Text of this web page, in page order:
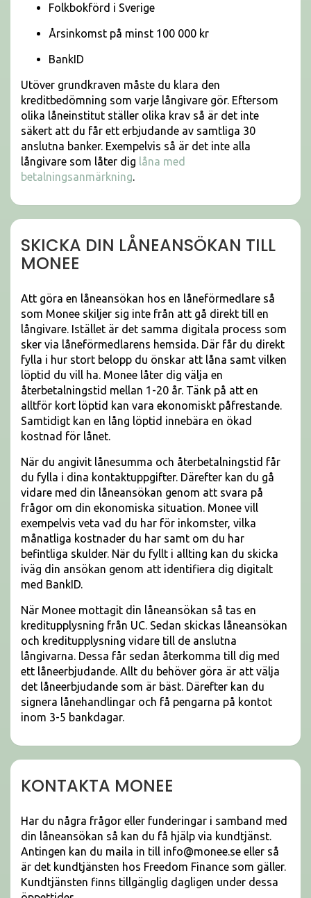
Folkbokförd i Sverige
Årsinkomst på minst 100 000 kr
BankID
Utöver grundkraven måste du klara den
kreditbedömning som varje långivare gör. Eftersom
olika låneinstitut ställer olika krav så är det inte
säkert att du får ett erbjudande av samtliga 30
anslutna banker. Exempelvis så är det inte alla
långivare som låter dig låna med
betalningsanmärkning.
SKICKA DIN LÅNEANSÖKAN TILL
MONEE
Att göra en låneansökan hos en låneförmedlare så
som Monee skiljer sig inte från att gå direkt till en
långivare. Istället är det samma digitala process som
sker via låneförmedlarens hemsida. Där får du direkt
fylla i hur stort belopp du önskar att låna samt vilken
löptid du vill ha. Monee låter dig välja en
återbetalningstid mellan 1-20 år. Tänk på att en
alltför kort löptid kan vara ekonomiskt påfrestande.
Samtidigt kan en lång löptid innebära en ökad
kostnad för lånet.
När du angivit lånesumma och återbetalningstid får
du fylla i dina kontaktuppgifter. Därefter kan du gå
vidare med din låneansökan genom att svara på
frågor om din ekonomiska situation. Monee vill
exempelvis veta vad du har för inkomster, vilka
månatliga kostnader du har samt om du har
befintliga skulder. När du fyllt i allting kan du skicka
iväg din ansökan genom att identifiera dig digitalt
med BankID.
När Monee mottagit din låneansökan så tas en
kreditupplysning från UC. Sedan skickas låneansökan
och kreditupplysning vidare till de anslutna
långivarna. Dessa får sedan återkomma till dig med
ett låneerbjudande. Allt du behöver göra är att välja
det låneerbjudande som är bäst. Därefter kan du
signera lånehandlingar och få pengarna på kontot
inom 3-5 bankdagar.
KONTAKTA MONEE
Har du några frågor eller funderingar i samband med
din låneansökan så kan du få hjälp via kundtjänst.
Antingen kan du maila in till info@monee.se eller så
är det kundtjänsten hos Freedom Finance som gäller.
Kundtjänsten finns tillgänglig dagligen under dessa